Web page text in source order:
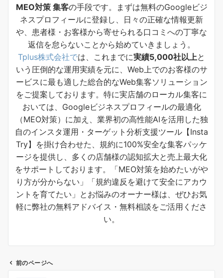
MEO対策 集客の手段です。まずは無料のGoogleビジ
ネスプロフィールに登録し、日々の正確な情報更新
や、患者様・お客様から寄せられる口コミへの丁寧な
返信を怠らないことから始めていきましょう。
Tplus株式会社では、これまでに実績5,000社以上と
いう圧倒的な運用実績を元に、Web上でのお客様のサ
ービスに最も適した総合的なWeb集客ソリューション
をご提案しております。特に実店舗のローカル集客に
おいては、Googleビジネスプロフィールの最適化
（MEO対策）に加え、業界初の高性能AIを活用した独
自のインスタ運用・ターゲット分析支援ツール【Insta
Try】を掛け合わせた、規約に100%安全な集客パッケ
ージを提供し、多くの店舗様の認知拡大と売上最大化
をサポートしております。「MEO対策を始めたいがや
り方が分からない」「規約違反を避けて安全にアカウ
ントを育てたい」とお悩みのオーナー様は、ぜひお気
軽に弊社の無料アドバイス・無料相談をご活用くださ
い。
前のページへ